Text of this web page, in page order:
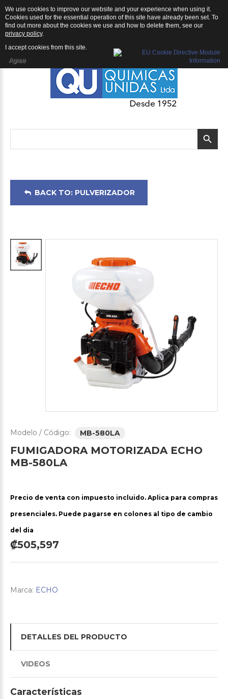
BACK TO: PULVERIZADOR
Modelo / Código: MB-580LA
FUMIGADORA MOTORIZADA ECHO
MB-580LA
Precio de venta con impuesto incluido. Aplica para compras
presenciales. Puede pagarse en colones al tipo de cambio
del dia
₡505,597
Marca: ECHO
DETALLES DEL PRODUCTO
VIDEOS
Características
We use cookies to improve our website and your experience when using it.
Cookies used for the essential operation of this site have already been set. To
find out more about the cookies we use and how to delete them, see our
privacy policy.
I accept cookies from this site.
Agree
Pulverizador: Fumigadora Motorizada ECHO MB-580LA